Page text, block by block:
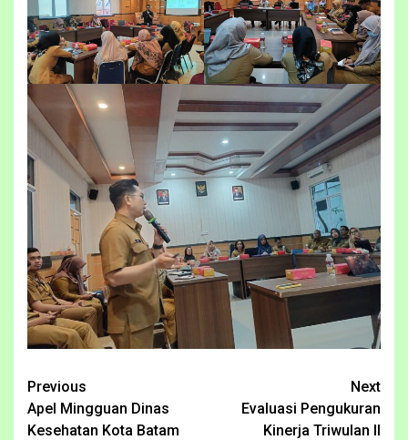
Continue
Reading
Previous
Apel Mingguan Dinas
Kesehatan Kota Batam
Next
Evaluasi Pengukuran
Kinerja Triwulan II